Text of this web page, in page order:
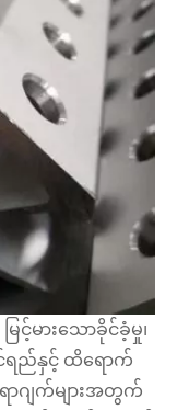
င့်မားသောခိုင်ခံ့မှု၊
ရည်နှင့် ထိရောက်
ဂျက်များအတွက်